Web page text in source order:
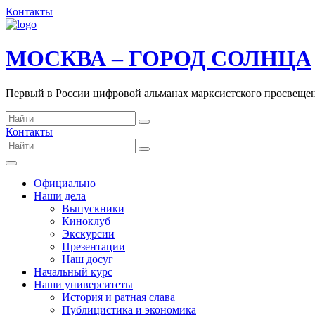
Контакты
МОСКВА – ГОРОД СОЛНЦА
Первый в России цифровой альманах марксистского
Контакты
Официально
Наши дела
Выпускники
Киноклуб
Экскурсии
Презентации
Наш досуг
Начальный курс
Наши университеты
История и ратная слава
Публицистика и экономика